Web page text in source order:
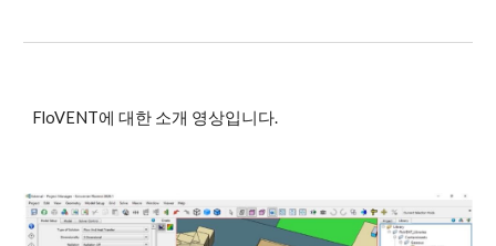
FloVENT에 대한 소개 영상입니다.